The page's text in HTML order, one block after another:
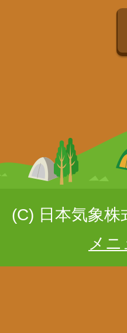
(C) 日本気象株
メ